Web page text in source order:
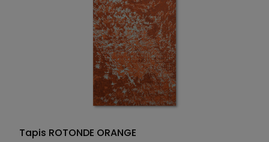
Tapis ROTONDE ORANGE